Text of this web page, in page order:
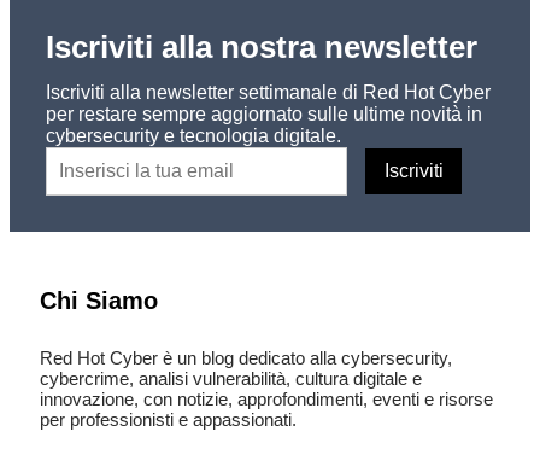
Iscriviti alla nostra newsletter
Iscriviti alla newsletter settimanale di Red Hot Cyber
per restare sempre aggiornato sulle ultime novità in
cybersecurity e tecnologia digitale.
Chi Siamo
Red Hot Cyber è un blog dedicato alla cybersecurity,
cybercrime, analisi vulnerabilità, cultura digitale e
innovazione, con notizie, approfondimenti, eventi e risorse
per professionisti e appassionati.